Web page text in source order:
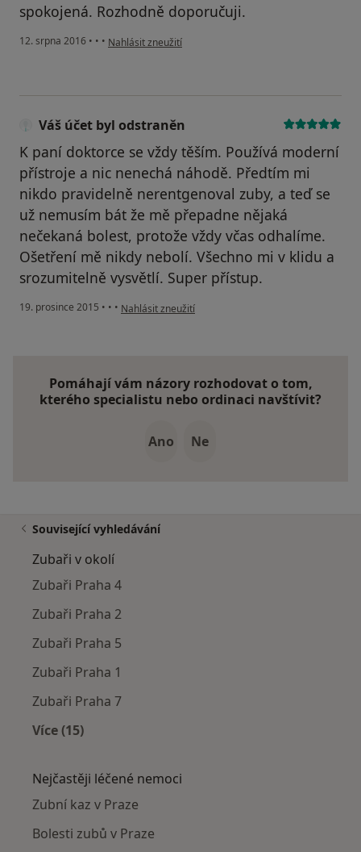
spokojená. Rozhodně doporučuji.
12. srpna 2016 • • • podle názoru uživatele Váš účet byl odstraněn
Nahlásit zneužití
Váš účet byl odstraněn
K paní doktorce se vždy těším. Používá moderní
přístroje a nic nenechá náhodě. Předtím mi
nikdo pravidelně nerentgenoval zuby, a teď se
už nemusím bát že mě přepadne nějaká
nečekaná bolest, protože vždy včas odhalíme.
Ošetření mě nikdy nebolí. Všechno mi v klidu a
srozumitelně vysvětlí. Super přístup.
19. prosince 2015 • • • podle názoru uživatele Váš účet byl odstraněn
Nahlásit zneužití
Pomáhají vám názory rozhodovat o tom,
kterého specialistu nebo ordinaci navštívit?
Ano Ne
Související vyhledávání
Zubaři v okolí
Zubaři Praha 4
Zubaři Praha 2
Zubaři Praha 5
Zubaři Praha 1
Zubaři Praha 7
Více (15)
Nejčastěji léčené nemoci
Zubní kaz v Praze
Bolesti zubů v Praze